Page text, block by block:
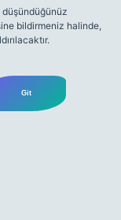
düşündüğünüz
bildirmeniz halinde,